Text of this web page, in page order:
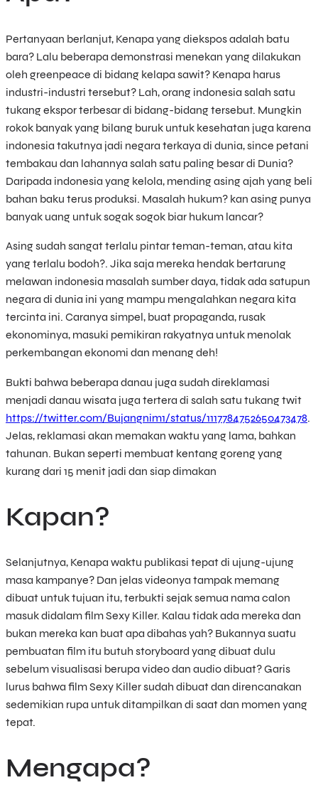
Pertanyaan berlanjut, Kenapa yang diekspos adalah batu
bara? Lalu beberapa demonstrasi menekan yang dilakukan
oleh greenpeace di bidang kelapa sawit? Kenapa harus
industri-industri tersebut? Lah, orang indonesia salah satu
tukang ekspor terbesar di bidang-bidang tersebut. Mungkin
rokok banyak yang bilang buruk untuk kesehatan juga karena
indonesia takutnya jadi negara terkaya di dunia, since petani
tembakau dan lahannya salah satu paling besar di Dunia?
Daripada indonesia yang kelola, mending asing ajah yang beli
bahan baku terus produksi. Masalah hukum? kan asing punya
banyak uang untuk sogak sogok biar hukum lancar?
Asing sudah sangat terlalu pintar teman-teman, atau kita
yang terlalu bodoh?. Jika saja mereka hendak bertarung
melawan indonesia masalah sumber daya, tidak ada satupun
negara di dunia ini yang mampu mengalahkan negara kita
tercinta ini. Caranya simpel, buat propaganda, rusak
ekonominya, masuki pemikiran rakyatnya untuk menolak
perkembangan ekonomi dan menang deh!
Bukti bahwa beberapa danau juga sudah direklamasi
menjadi danau wisata juga tertera di salah satu tukang twit
https://twitter.com/Bujangnim1/status/1117784752650473478.
Jelas, reklamasi akan memakan waktu yang lama, bahkan
tahunan. Bukan seperti membuat kentang goreng yang
kurang dari 15 menit jadi dan siap dimakan
Kapan?
Selanjutnya, Kenapa waktu publikasi tepat di ujung-ujung
masa kampanye? Dan jelas videonya tampak memang
dibuat untuk tujuan itu, terbukti sejak semua nama calon
masuk didalam film Sexy Killer. Kalau tidak ada mereka dan
bukan mereka kan buat apa dibahas yah? Bukannya suatu
pembuatan film itu butuh storyboard yang dibuat dulu
sebelum visualisasi berupa video dan audio dibuat? Garis
lurus bahwa film Sexy Killer sudah dibuat dan direncanakan
sedemikian rupa untuk ditampilkan di saat dan momen yang
tepat.
Mengapa?